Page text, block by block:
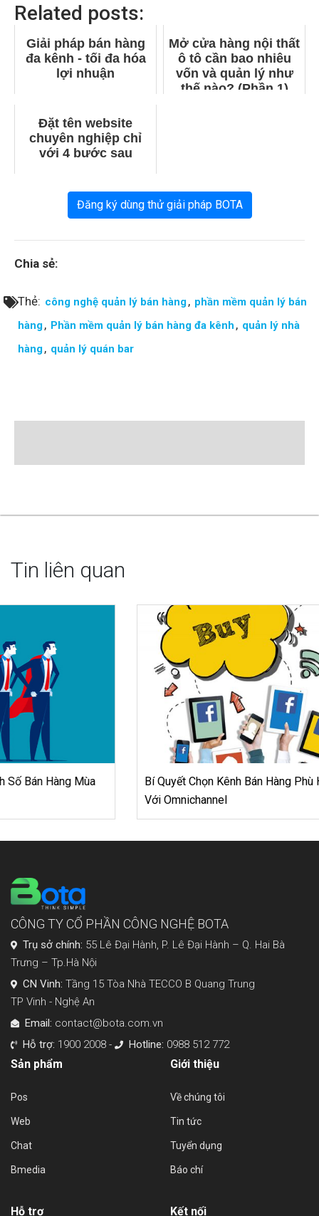
Related posts:
Giải pháp bán hàng
đa kênh - tối đa hóa
lợi nhuận
Mở cửa hàng nội thất
ô tô cần bao nhiêu
vốn và quản lý như
thế nào? (Phần 1)
Đặt tên website
chuyên nghiệp chỉ
với 4 bước sau
Đăng ký dùng thử giải pháp BOTA
Chia sẻ:
Thẻ: công nghệ quản lý bán hàng, phần mềm quản lý bán
hàng, Phần mềm quản lý bán hàng đa kênh , quản lý nhà
hàng, quản lý quán bar
Tin liên quan
Bí Quyết Chọn Kênh Bán Hàng Phù Hợp Giúp Thành Công
CÔNG TY CỔ PHẦN CÔNG NGHỆ BOTA
Trụ sở chính: 55 Lê Đại Hành, P. Lê Đại Hành – Q. Hai Bà
Trưng – Tp.Hà Nội
CN Vinh: Tầng 15 Tòa Nhà TECCO B Quang Trung
TP Vinh - Nghệ An
Email: contact@bota.com.vn
Hỗ trợ: 1900 2008 - Hotline: 0988 512 772
Sản phẩm
Pos
Web
Chat
Bmedia
Giới thiệu
Về chúng tôi
Tin tức
Tuyển dụng
Báo chí
Hỗ trợ Kết nối